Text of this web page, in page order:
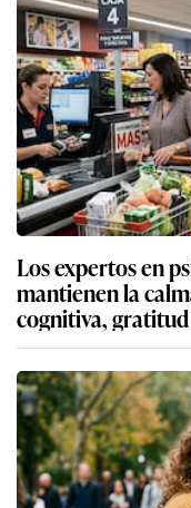
Los expertos en
mantienen la
cognitiva,